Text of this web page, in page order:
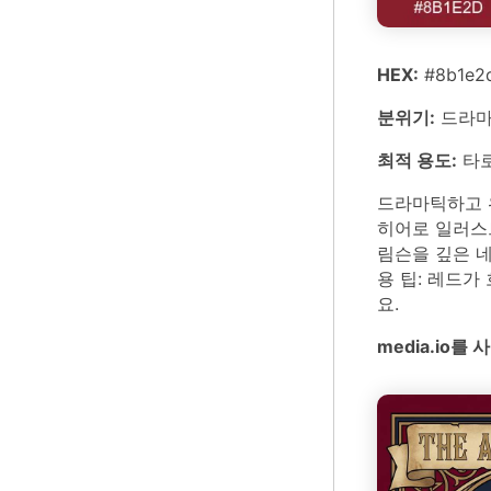
HEX:
분위기: 드라
최적 용도: 타
드라마틱하
히어로 일러
림슨을 깊은
용 팁: 레드가
요.
media.io를 사